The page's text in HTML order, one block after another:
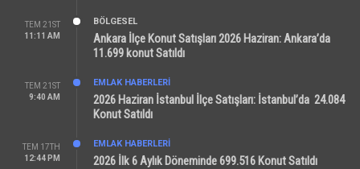
TEM 21ST
11:11 AM
BÖLGESEL
Ankara İlçe Konut Satışları 2026 Haziran: Ankara’da
11.699 konut Satıldı
TEM 21ST
9:40 AM
EMLAK HABERLERI
2026 Haziran İstanbul İlçe Satışları: İstanbul’da 24.084
Konut Satıldı
TEM 17TH
12:44 PM
EMLAK HABERLERI
2026 İlk 6 Aylık Döneminde 699.516 Konut Satıldı